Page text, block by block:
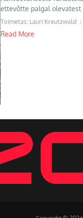
ettevõtte palgal olevatest
Toimetas: Lauri Kreutzwald
Read More